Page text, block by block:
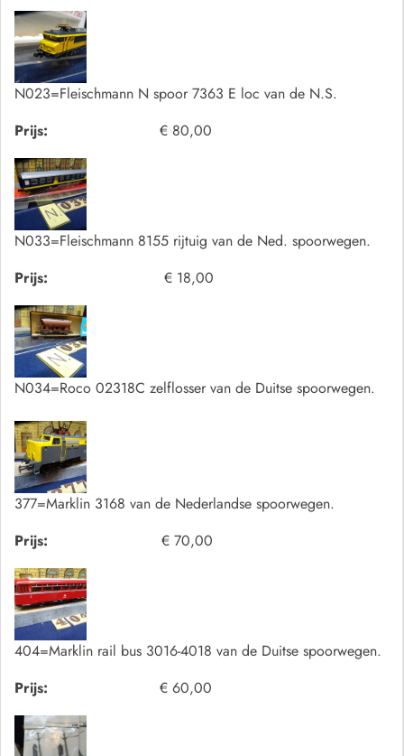
N023=Fleischmann N spoor 7363 E loc van de N.S.
Prijs:
€ 80,00
N033=Fleischmann 8155 rijtuig van de Ned. spoorwegen.
Prijs:
€ 18,00
N034=Roco 02318C zelflosser van de Duitse spoorwegen.
377=Marklin 3168 van de Nederlandse spoorwegen.
Prijs:
€ 70,00
404=Marklin rail bus 3016-4018 van de Duitse spoorwegen.
Prijs:
€ 60,00